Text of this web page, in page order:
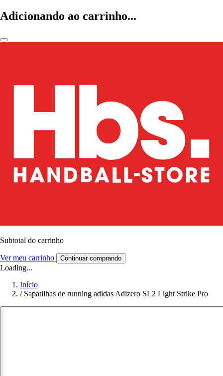
Adicionando ao carrinho...
Subtotal do carrinho
Ver meu carrinho Continuar comprando
Loading...
Início
/ Sapatilhas de running adidas Adizero SL2 Light Strike Pro